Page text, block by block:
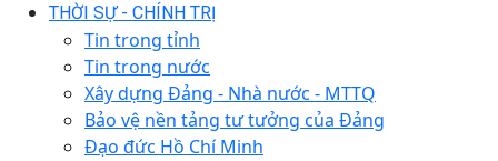
THỜI SỰ - CHÍNH TRỊ
Tin trong tỉnh
Tin trong nước
Xây dựng Đảng - Nhà nước - MTTQ
Bảo vệ nền tảng tư tưởng của Đảng
Đạo đức Hồ Chí Minh